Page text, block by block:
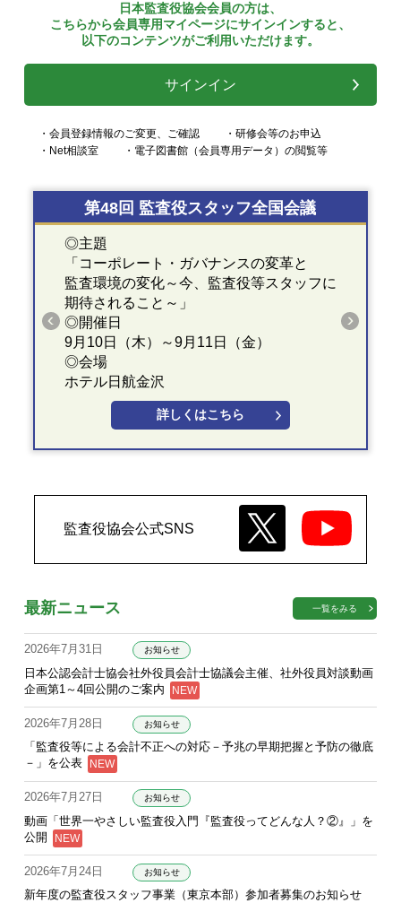
日本監査役協会会員の方は、
こちらから会員専用マイページにサインインすると、
以下のコンテンツがご利用いただけます。
サインイン
・会員登録情報のご変更、ご確認
・研修会等のお申込
・Net相談室
・電子図書館（会員専用データ）の閲覧等
第48回 監査役スタッフ全国会議
◎主題
「コーポレート・ガバナンスの変革と
監査環境の変化～今、監査役等スタッフに
期待されること～」
◎開催日
9月10日（木）～9月11日（金）
◎会場
ホテル日航金沢
詳しくはこちら
監査役協会公式SNS
最新ニュース 一覧をみる
2026年7月31日 お知らせ
日本公認会計士協会社外役員会計士協議会主催、社外役員対談動画
企画第1～4回公開のご案内
2026年7月28日 お知らせ
「監査役等による会計不正への対応－予兆の早期把握と予防の徹底
－」を公表
2026年7月27日 お知らせ
動画「世界一やさしい監査役入門『監査役ってどんな人？②』」を
公開
2026年7月24日 お知らせ
新年度の監査役スタッフ事業（東京本部）参加者募集のお知らせ